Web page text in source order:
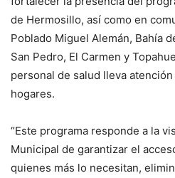
de Hermosillo, así como en
Poblado Miguel Alemán, Bahía
San Pedro, El Carmen y
personal de salud lleva
hogares.
“Este programa responde a la
Municipal de garantizar el
quienes más lo necesitan,